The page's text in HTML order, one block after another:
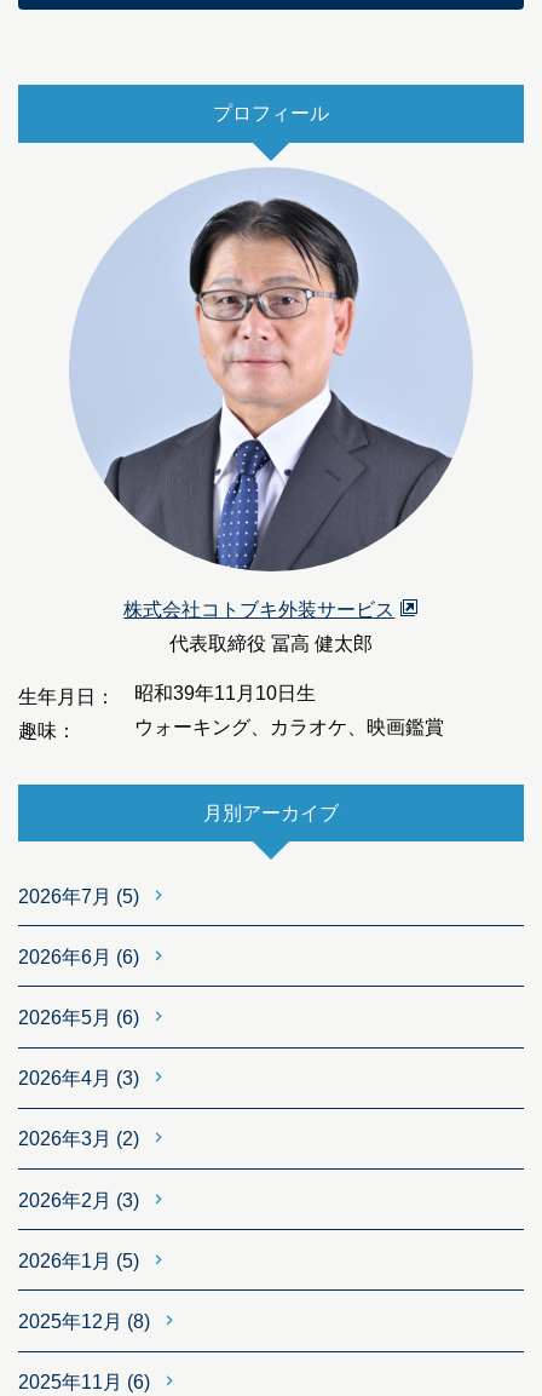
プロフィール
株式会社コトブキ外装サービス
代表取締役 冨高 健太郎
生年月日：
昭和39年11月10日生
趣味：
ウォーキング、カラオケ、映画鑑賞
月別アーカイブ
2026年7月 (5)
2026年6月 (6)
2026年5月 (6)
2026年4月 (3)
2026年3月 (2)
2026年2月 (3)
2026年1月 (5)
2025年12月 (8)
2025年11月 (6)